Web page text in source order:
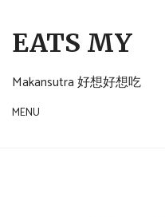
content
EATS MY
Makansutra 好想好想吃
MENU